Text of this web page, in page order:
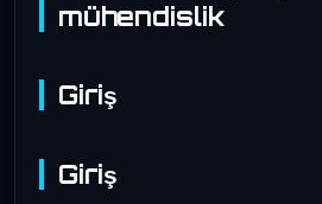
mühendislik
Giriş
Giriş